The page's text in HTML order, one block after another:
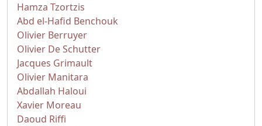
Hamza Tzortzis
Abd el-Hafid Benchouk
Olivier Berruyer
Olivier De Schutter
Jacques Grimault
Olivier Manitara
Abdallah Haloui
Xavier Moreau
Daoud Riffi